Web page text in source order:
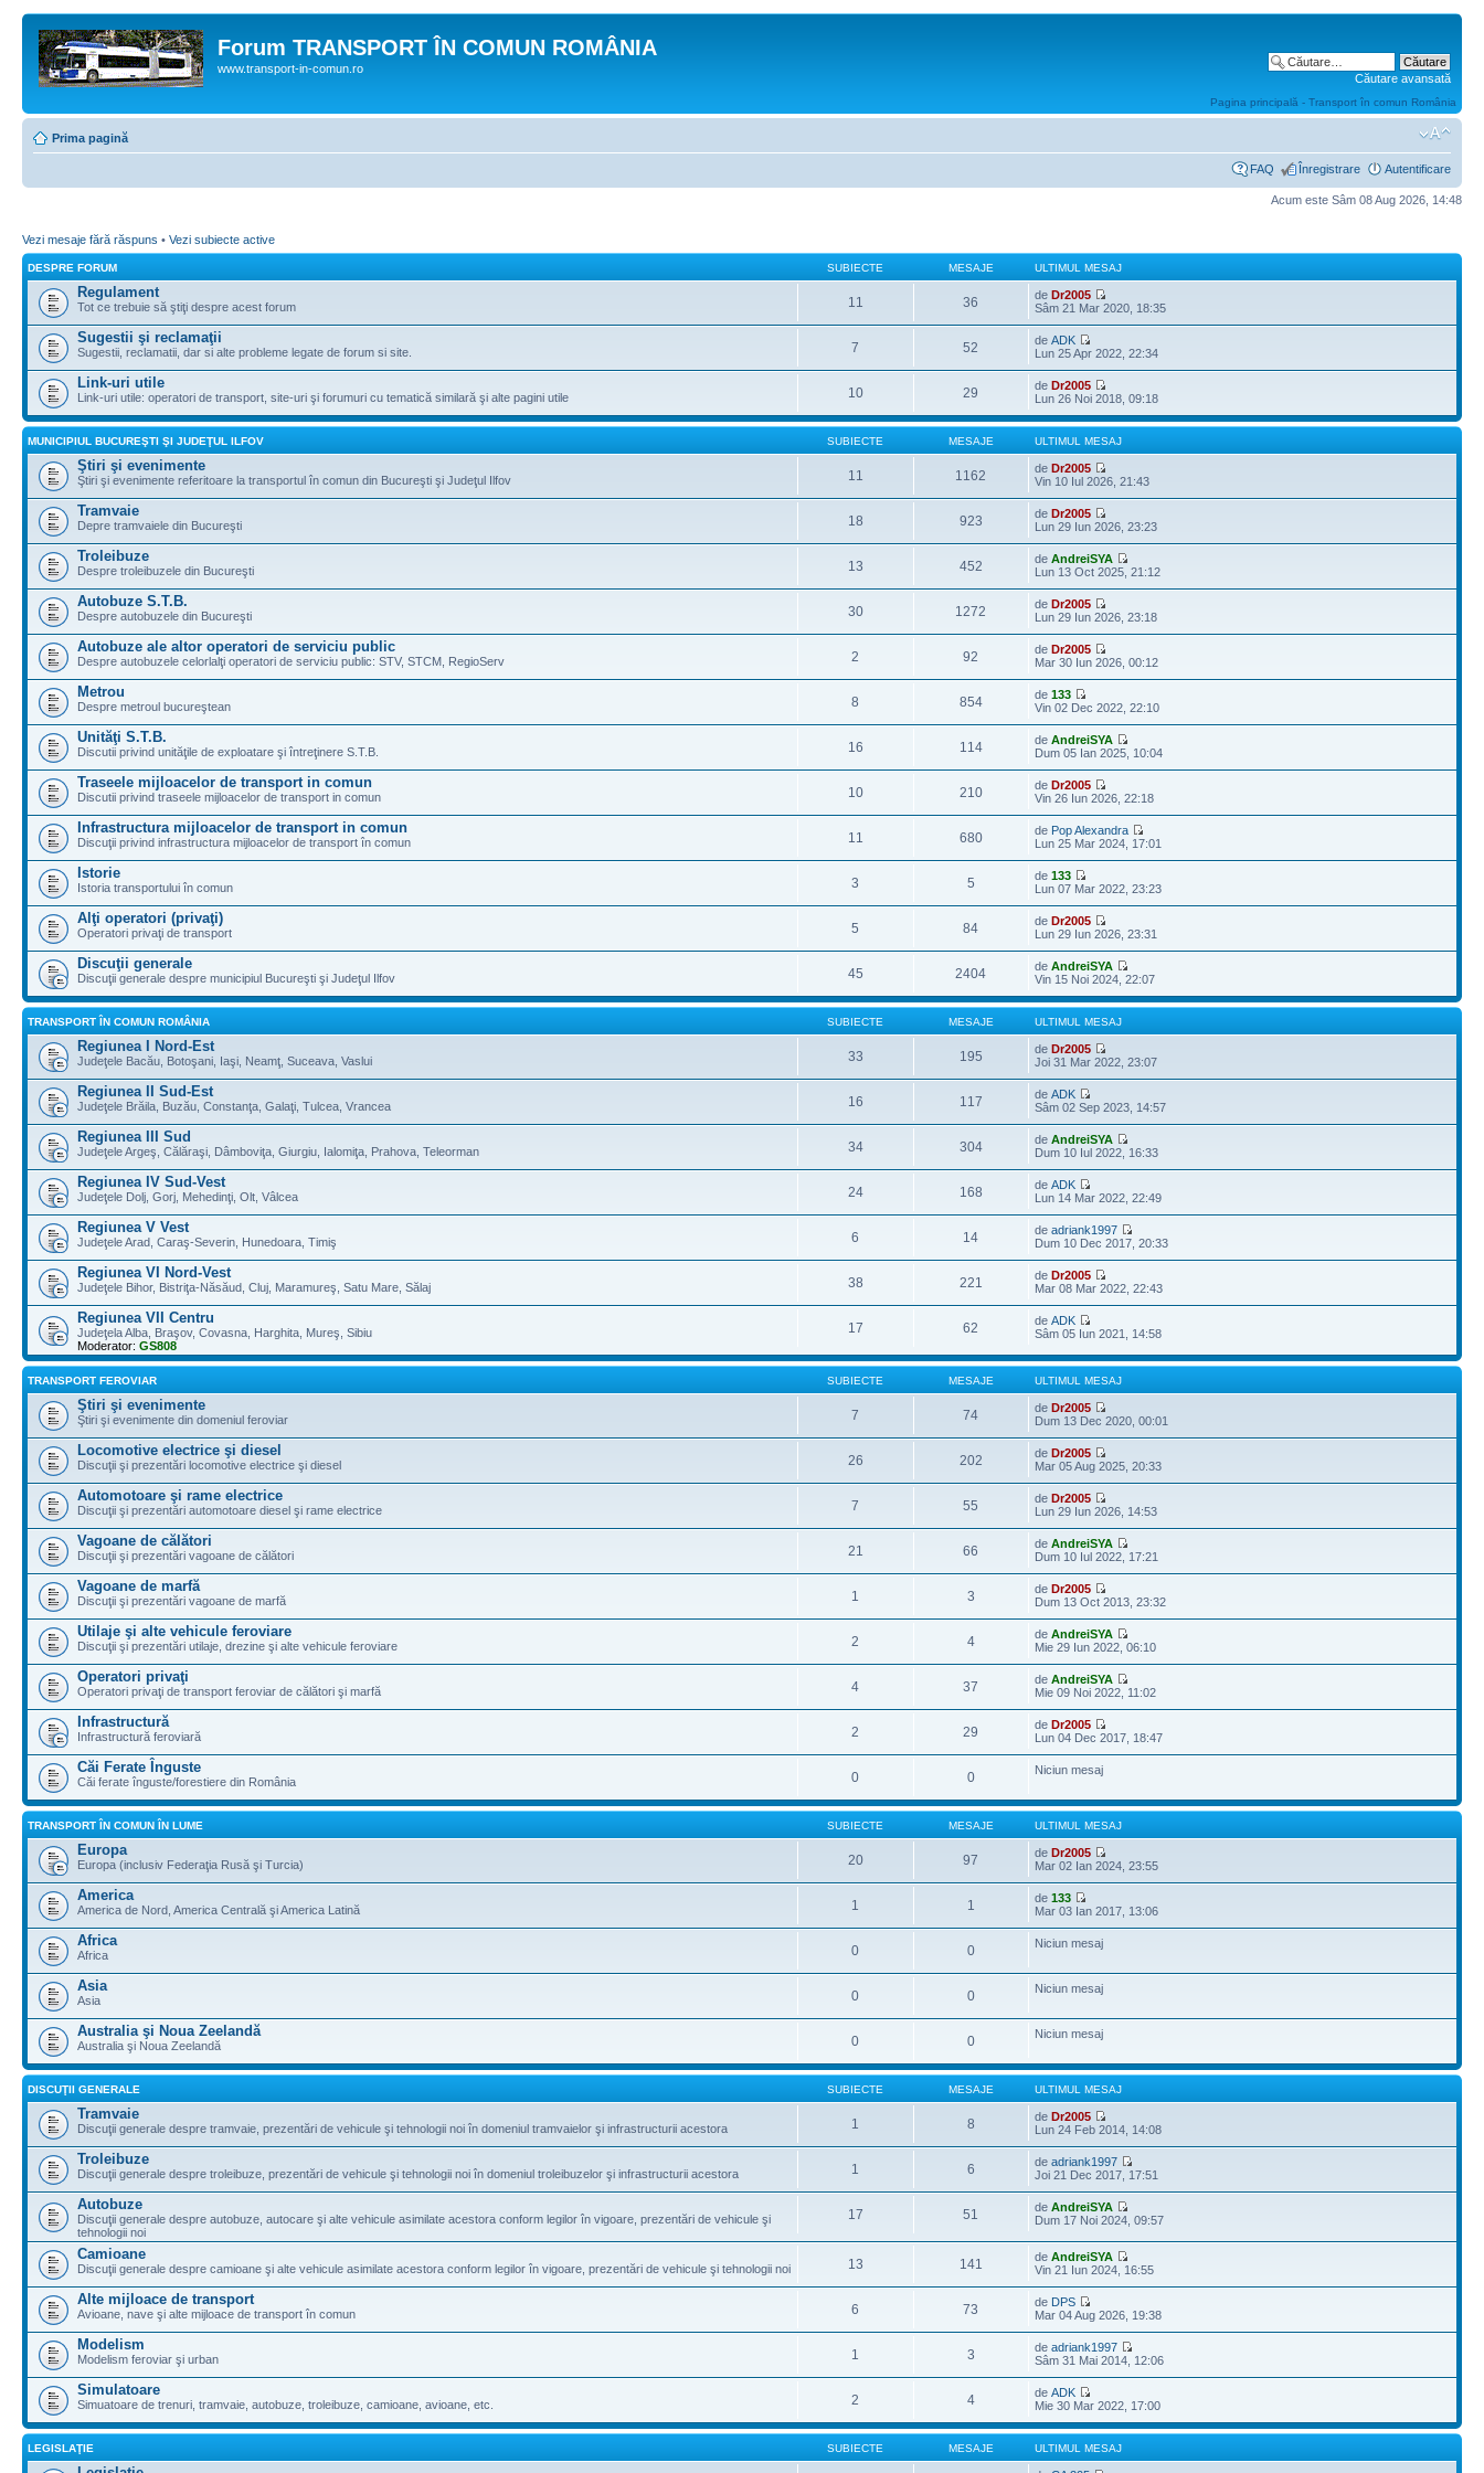
Forum TRANSPORT ÎN COMUN ROMÂNIA
www.transport-in-comun.ro
Căutare avansată
Pagina principală - Transport în comun România
Prima pagină
FAQ Înregistrare Autentificare
Acum este Sâm 08 Aug 2026, 14:48
Vezi mesaje fără răspuns • Vezi subiecte active
DESPRE FORUM SUBIECTE MESAJE ULTIMUL MESAJ
Regulament
Tot ce trebuie să ştiţi despre acest forum 11 36 deDr2005
Sâm 21 Mar 2020, 18:35
Sugestii şi reclamaţii
Sugestii, reclamatii, dar si alte probleme legate de forum si site. 7 52 deADK
Lun 25 Apr 2022, 22:34
Link-uri utile
Link-uri utile: operatori de transport, site-uri şi forumuri cu tematică similară şi alte pagini utile 10 29 deDr2005
Lun 26 Noi 2018, 09:18
MUNICIPIUL BUCUREŞTI ŞI JUDEŢUL ILFOV SUBIECTE MESAJE ULTIMUL MESAJ
Ştiri şi evenimente
Ştiri şi evenimente referitoare la transportul în comun din Bucureşti şi Judeţul Ilfov 11 1162 deDr2005
Vin 10 Iul 2026, 21:43
Tramvaie
Depre tramvaiele din Bucureşti 18 923 deDr2005
Lun 29 Iun 2026, 23:23
Troleibuze
Despre troleibuzele din Bucureşti 13 452 deAndreiSYA
Lun 13 Oct 2025, 21:12
Autobuze S.T.B.
Despre autobuzele din Bucureşti 30 1272 deDr2005
Lun 29 Iun 2026, 23:18
Autobuze ale altor operatori de serviciu public
Despre autobuzele celorlalţi operatori de serviciu public: STV, STCM, RegioServ 2 92 deDr2005
Mar 30 Iun 2026, 00:12
Metrou
Despre metroul bucureştean 8 854 de133
Vin 02 Dec 2022, 22:10
Unităţi S.T.B.
Discutii privind unităţile de exploatare şi întreţinere S.T.B. 16 114 deAndreiSYA
Dum 05 Ian 2025, 10:04
Traseele mijloacelor de transport in comun
Discutii privind traseele mijloacelor de transport in comun 10 210 deDr2005
Vin 26 Iun 2026, 22:18
Infrastructura mijloacelor de transport in comun
Discuţii privind infrastructura mijloacelor de transport în comun 11 680 de Pop Alexandra
Lun 25 Mar 2024, 17:01
Istorie
Istoria transportului în comun 3 5 de133
Lun 07 Mar 2022, 23:23
Alţi operatori (privaţi)
Operatori privaţi de transport 5 84 deDr2005
Lun 29 Iun 2026, 23:31
Discuţii generale
Discuţii generale despre municipiul Bucureşti şi Judeţul Ilfov 45 2404 deAndreiSYA
Vin 15 Noi 2024, 22:07
TRANSPORT ÎN COMUN ROMÂNIA SUBIECTE MESAJE ULTIMUL MESAJ
Regiunea I Nord-Est
Judeţele Bacău, Botoşani, Iaşi, Neamţ, Suceava, Vaslui 33 195 deDr2005
Joi 31 Mar 2022, 23:07
Regiunea II Sud-Est
Judeţele Brăila, Buzău, Constanţa, Galaţi, Tulcea, Vrancea 16 117 deADK
Sâm 02 Sep 2023, 14:57
Regiunea III Sud
Judeţele Argeş, Călăraşi, Dâmboviţa, Giurgiu, Ialomiţa, Prahova, Teleorman 34 304 deAndreiSYA
Dum 10 Iul 2022, 16:33
Regiunea IV Sud-Vest
Judeţele Dolj, Gorj, Mehedinţi, Olt, Vâlcea 24 168 deADK
Lun 14 Mar 2022, 22:49
Regiunea V Vest
Judeţele Arad, Caraş-Severin, Hunedoara, Timiş 6 14 deadriank1997
Dum 10 Dec 2017, 20:33
Regiunea VI Nord-Vest
Judeţele Bihor, Bistriţa-Năsăud, Cluj, Maramureş, Satu Mare, Sălaj 38 221 deDr2005
Mar 08 Mar 2022, 22:43
Regiunea VII Centru
Judeţela Alba, Braşov, Covasna, Harghita, Mureş, Sibiu
Moderator: GS808
17 62 deADK
Sâm 05 Iun 2021, 14:58
TRANSPORT FEROVIAR SUBIECTE MESAJE ULTIMUL MESAJ
Ştiri şi evenimente
Ştiri şi evenimente din domeniul feroviar 7 74 deDr2005
Dum 13 Dec 2020, 00:01
Locomotive electrice şi diesel
Discuţii şi prezentări locomotive electrice şi diesel 26 202 deDr2005
Mar 05 Aug 2025, 20:33
Automotoare şi rame electrice
Discuţii şi prezentări automotoare diesel şi rame electrice 7 55 deDr2005
Lun 29 Iun 2026, 14:53
Vagoane de călători
Discuţii şi prezentări vagoane de călători 21 66 deAndreiSYA
Dum 10 Iul 2022, 17:21
Vagoane de marfă
Discuţii şi prezentări vagoane de marfă 1 3 deDr2005
Dum 13 Oct 2013, 23:32
Utilaje şi alte vehicule feroviare
Discuţii şi prezentări utilaje, drezine şi alte vehicule feroviare 2 4 deAndreiSYA
Mie 29 Iun 2022, 06:10
Operatori privaţi
Operatori privaţi de transport feroviar de călători şi marfă 4 37 deAndreiSYA
Mie 09 Noi 2022, 11:02
Infrastructură
Infrastructură feroviară 2 29 deDr2005
Lun 04 Dec 2017, 18:47
Căi Ferate Înguste
Căi ferate înguste/forestiere din România 0 0 Niciun mesaj
TRANSPORT ÎN COMUN ÎN LUME SUBIECTE MESAJE ULTIMUL MESAJ
Europa
Europa (inclusiv Federaţia Rusă şi Turcia) 20 97 deDr2005
Mar 02 Ian 2024, 23:55
America
America de Nord, America Centrală şi America Latină 1 1 de133
Mar 03 Ian 2017, 13:06
Africa
Africa 0 0 Niciun mesaj
Asia
Asia 0 0 Niciun mesaj
Australia şi Noua Zeelandă
Australia şi Noua Zeelandă 0 0 Niciun mesaj
DISCUŢII GENERALE SUBIECTE MESAJE ULTIMUL MESAJ
Tramvaie
Discuţii generale despre tramvaie, prezentări de vehicule şi tehnologii noi în domeniul tramvaielor şi infrastructurii acestora 1 8 deDr2005
Lun 24 Feb 2014, 14:08
Troleibuze
Discuţii generale despre troleibuze, prezentări de vehicule şi tehnologii noi în domeniul troleibuzelor şi infrastructurii acestora 1 6 deadriank1997
Joi 21 Dec 2017, 17:51
Autobuze
Discuţii generale despre autobuze, autocare şi alte vehicule asimilate acestora conform legilor în vigoare, prezentări de vehicule şi
tehnologii noi
17 51 deAndreiSYA
Dum 17 Noi 2024, 09:57
Camioane
Discuţii generale despre camioane şi alte vehicule asimilate acestora conform legilor în vigoare, prezentări de vehicule şi tehnologii noi 13 141 deAndreiSYA
Vin 21 Iun 2024, 16:55
Alte mijloace de transport
Avioane, nave şi alte mijloace de transport în comun 6 73 de DPS
Mar 04 Aug 2026, 19:38
Modelism
Modelism feroviar şi urban 1 3 deadriank1997
Sâm 31 Mai 2014, 12:06
Simulatoare
Simuatoare de trenuri, tramvaie, autobuze, troleibuze, camioane, avioane, etc. 2 4 deADK
Mie 30 Mar 2022, 17:00
LEGISLAŢIE SUBIECTE MESAJE ULTIMUL MESAJ